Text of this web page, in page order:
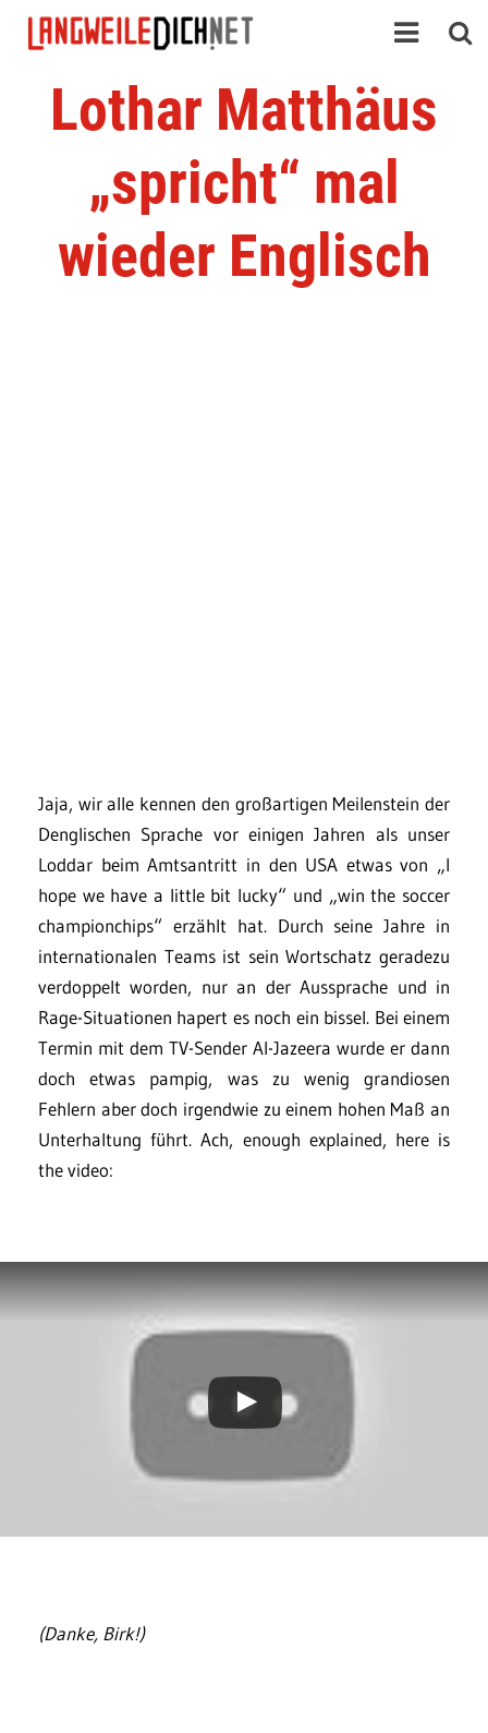
Lothar Matthäus
„spricht“ mal
wieder Englisch
Jaja, wir alle kennen den großartigen Meilenstein der
Denglischen Sprache vor einigen Jahren als unser
Loddar beim Amtsantritt in den USA etwas von „I
hope we have a little bit lucky“ und „win the soccer
championchips“ erzählt hat. Durch seine Jahre in
internationalen Teams ist sein Wortschatz geradezu
verdoppelt worden, nur an der Aussprache und in
Rage-Situationen hapert es noch ein bissel. Bei einem
Termin mit dem TV-Sender Al-Jazeera wurde er dann
doch etwas pampig, was zu wenig grandiosen
Fehlern aber doch irgendwie zu einem hohen Maß an
Unterhaltung führt. Ach, enough explained, here is
the video:
(Danke, Birk!)